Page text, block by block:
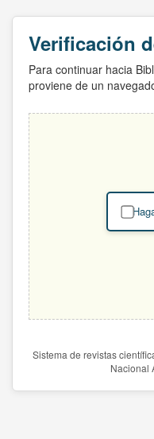
Verificación
Para continuar hacia
proviene de un
Sistema de revistas
Nacional